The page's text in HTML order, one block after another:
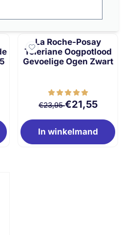
26,95
La Roche-Posay
Toleriane Oogpotlood
Gevoelige Ogen Zwart
Van 23,95 voor
€23,95€21,55
In winkelmand